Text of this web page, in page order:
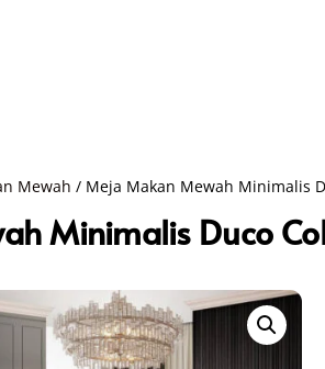
Mewah / Meja Makan Mewah Minimalis
Minimalis Duco